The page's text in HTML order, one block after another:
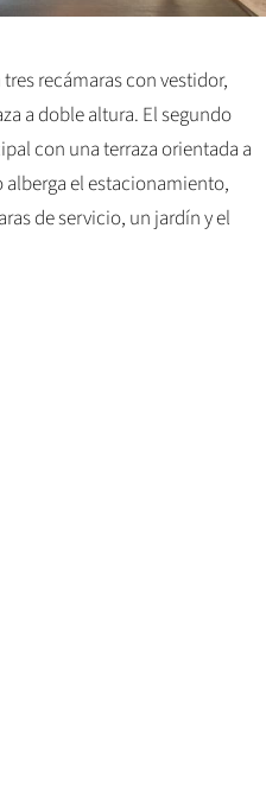
recámaras con vestidor,
a doble altura. El segundo
con una terraza orientada a
alberga el estacionamiento,
de servicio, un jardín y el